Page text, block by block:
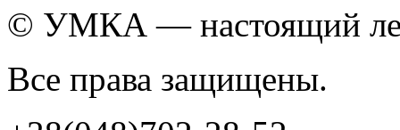
© УМКА — настоящий
Все права защищены.